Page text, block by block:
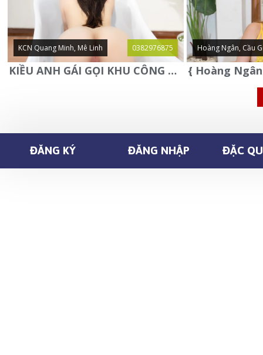
KCN Quang Minh, Mê Linh 0382976875
KIỀU ANH GÁI GỌI KHU CÔNG NGHIỆP QUANG MINH - MÊ LINH
Hoàng Ngân, Cầu
ĐĂNG KÝ ĐĂNG NHẬP ĐẶC